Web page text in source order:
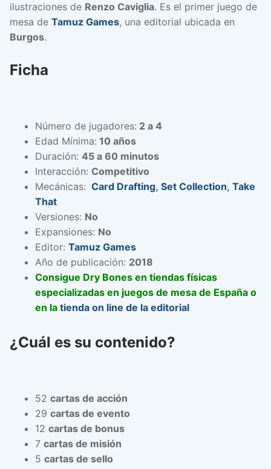
ilustraciones de Renzo Caviglia. Es el primer juego de
mesa de Tamuz Games, una editorial ubicada en
Burgos.
Ficha
Número de jugadores: 2 a 4
Edad Mínima: 10 años
Duración: 45 a 60 minutos
Interacción: Competitivo
Mecánicas: Card Drafting, Set Collection, Take
That
Versiones: No
Expansiones: No
Editor: Tamuz Games
Año de publicación: 2018
Consigue Dry Bones en tiendas físicas
especializadas en juegos de mesa de España o
en la tienda on line de la editorial
¿Cuál es su contenido?
52 cartas de acción
29 cartas de evento
12 cartas de bonus
7 cartas de misión
5 cartas de sello